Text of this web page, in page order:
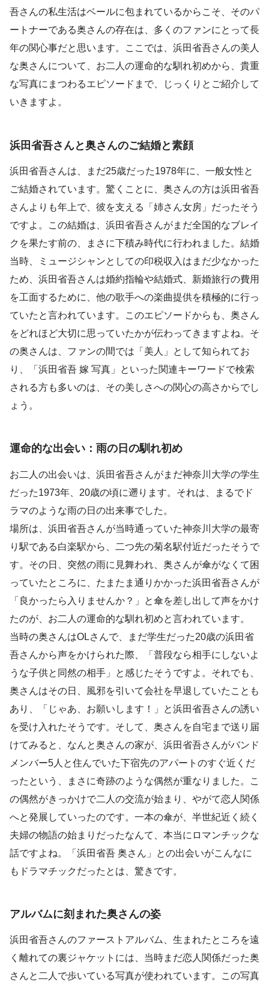
吾さんの私生活はベールに包まれているからこそ、そのパ
ートナーである奥さんの存在は、多くのファンにとって長
年の関心事だと思います。ここでは、浜田省吾さんの美人
な奥さんについて、お二人の運命的な馴れ初めから、貴重
な写真にまつわるエピソードまで、じっくりとご紹介して
いきますよ。
浜田省吾さんと奥さんのご結婚と素顔
浜田省吾さんは、まだ25歳だった1978年に、一般女性と
ご結婚されています。驚くことに、奥さんの方は浜田省吾
さんよりも年上で、彼を支える「姉さん女房」だったそう
ですよ。この結婚は、浜田省吾さんがまだ全国的なブレイ
クを果たす前の、まさに下積み時代に行われました。結婚
当時、ミュージシャンとしての印税収入はまだ少なかった
ため、浜田省吾さんは婚約指輪や結婚式、新婚旅行の費用
を工面するために、他の歌手への楽曲提供を積極的に行っ
ていたと言われています。このエピソードからも、奥さん
をどれほど大切に思っていたかが伝わってきますよね。そ
の奥さんは、ファンの間では「美人」として知られてお
り、「浜田省吾 嫁 写真」といった関連キーワードで検索
される方も多いのは、その美しさへの関心の高さからでし
ょう。
運命的な出会い：雨の日の馴れ初め
お二人の出会いは、浜田省吾さんがまだ神奈川大学の学生
だった1973年、20歳の頃に遡ります。それは、まるでド
ラマのような雨の日の出来事でした。
場所は、浜田省吾さんが当時通っていた神奈川大学の最寄
り駅である白楽駅から、二つ先の菊名駅付近だったそうで
す。その日、突然の雨に見舞われ、奥さんが傘がなくて困
っていたところに、たまたま通りかかった浜田省吾さんが
「良かったら入りませんか？」と傘を差し出して声をかけ
たのが、お二人の運命的な馴れ初めと言われています。
当時の奥さんはOLさんで、まだ学生だった20歳の浜田省
吾さんから声をかけられた際、「普段なら相手にしないよ
うな子供と同然の相手」と感じたそうですよ。それでも、
奥さんはその日、風邪を引いて会社を早退していたことも
あり、「じゃあ、お願いします！」と浜田省吾さんの誘い
を受け入れたそうです。そして、奥さんを自宅まで送り届
けてみると、なんと奥さんの家が、浜田省吾さんがバンド
メンバー5人と住んでいた下宿先のアパートのすぐ近くだ
ったという、まさに奇跡のような偶然が重なりました。こ
の偶然がきっかけで二人の交流が始まり、やがて恋人関係
へと発展していったのです。一本の傘が、半世紀近く続く
夫婦の物語の始まりだったなんて、本当にロマンチックな
話ですよね。「浜田省吾 奥さん」との出会いがこんなに
もドラマチックだったとは、驚きです。
アルバムに刻まれた奥さんの姿
浜田省吾さんのファーストアルバム、生まれたところを遠
く離れての裏ジャケットには、当時まだ恋人関係だった奥
さんと二人で歩いている写真が使われています。この写真